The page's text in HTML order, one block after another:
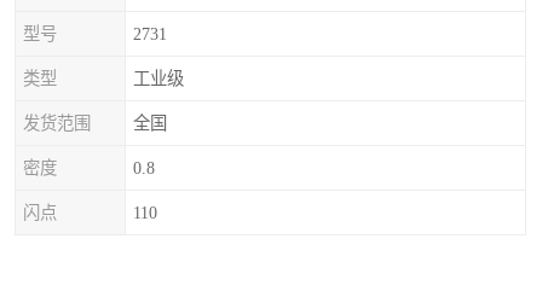
型号 2731
类型 工业级
发货范围 全国
密度 0.8
闪点 110